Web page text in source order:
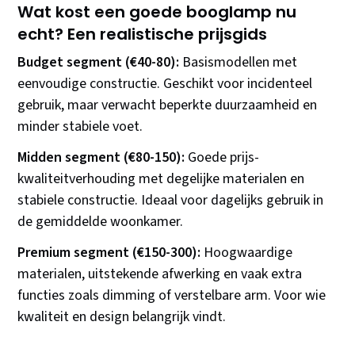
Wat kost een goede booglamp nu
echt? Een realistische prijsgids
Budget segment (€40-80): Basismodellen met
eenvoudige constructie. Geschikt voor incidenteel
gebruik, maar verwacht beperkte duurzaamheid en
minder stabiele voet.
Midden segment (€80-150): Goede prijs-
kwaliteitverhouding met degelijke materialen en
stabiele constructie. Ideaal voor dagelijks gebruik in
de gemiddelde woonkamer.
Premium segment (€150-300): Hoogwaardige
materialen, uitstekende afwerking en vaak extra
functies zoals dimming of verstelbare arm. Voor wie
kwaliteit en design belangrijk vindt.